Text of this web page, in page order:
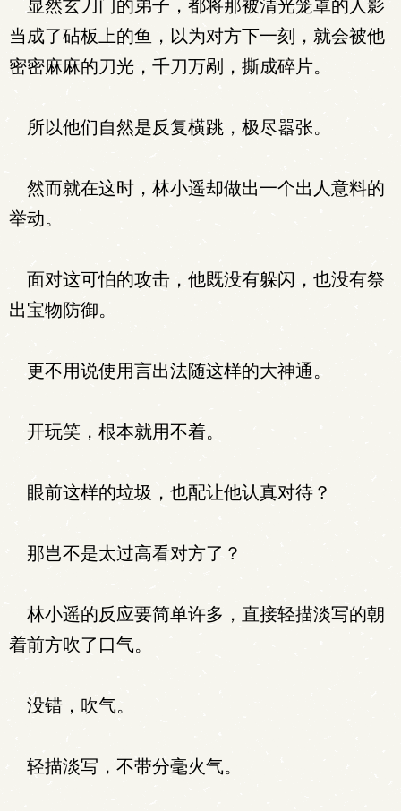
显然玄刀门的弟子，都将那被清光笼罩的人影
当成了砧板上的鱼，以为对方下一刻，就会被他
密密麻麻的刀光，千刀万剐，撕成碎片。
所以他们自然是反复横跳，极尽嚣张。
然而就在这时，林小遥却做出一个出人意料的
举动。
面对这可怕的攻击，他既没有躲闪，也没有祭
出宝物防御。
更不用说使用言出法随这样的大神通。
开玩笑，根本就用不着。
眼前这样的垃圾，也配让他认真对待？
那岂不是太过高看对方了？
林小遥的反应要简单许多，直接轻描淡写的朝
着前方吹了口气。
没错，吹气。
轻描淡写，不带分毫火气。